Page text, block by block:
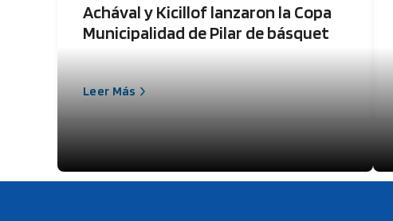
Achával y Kicillof lanzaron la Copa
Municipalidad de Pilar de básquet
Leer Más